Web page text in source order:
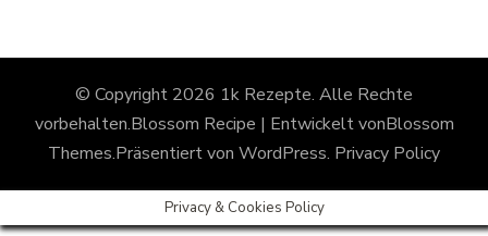
© Copyright 2026 1k Rezepte. Alle Rechte
vorbehalten.Blossom Recipe | Entwickelt vonBlossom
Themes.Präsentiert von WordPress. Privacy Policy
Privacy & Cookies Policy